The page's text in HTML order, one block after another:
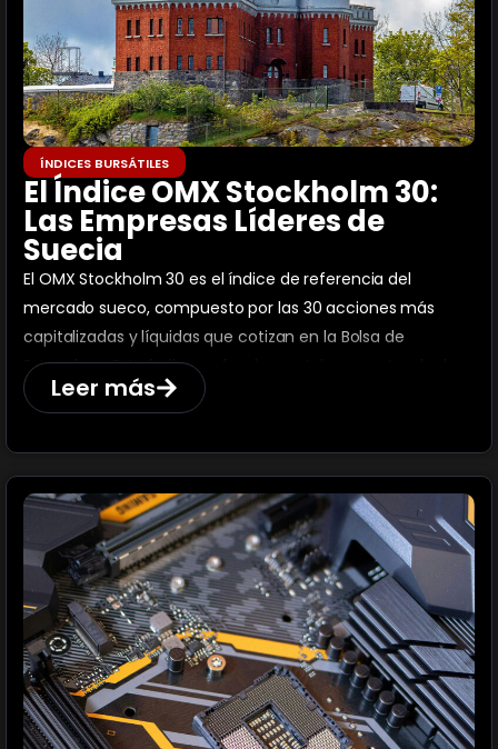
ÍNDICES BURSÁTILES
El Índice OMX Stockholm 30:
Las Empresas Líderes de
Suecia
El OMX Stockholm 30 es el índice de referencia del
mercado sueco, compuesto por las 30 acciones más
capitalizadas y líquidas que cotizan en la Bolsa de
Estocolmo. Este índice es fundamental para entender la
economía sueca.
Leer más